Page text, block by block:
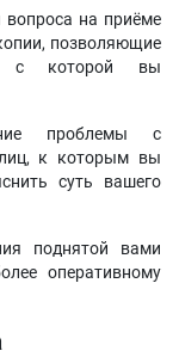
вопроса на приёме
позволяющие
с которой вы
проблемы с
к которым вы
суть вашего
поднятой вами
оперативному